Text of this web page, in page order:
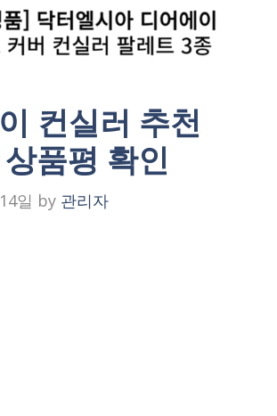
컨실러 추천
품평 확인
일 by 관리자